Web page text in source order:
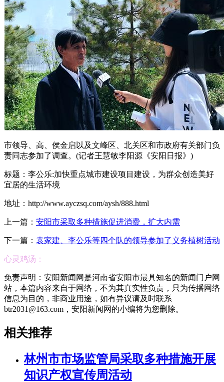
市领导、高、侯金启以及文峰区、北关区和市政府有关部门负
责同志参加了调查。(记者王慧敏李阳源《安阳日报》)
标题：李公乐:加快重点城市建设项目建设，为群众创造美好
宜居的生活环境
地址：http://www.ayczsq.com/aysh/888.html
上一篇： 安阳市采取多种措施促进消费，扩大内需
下一篇： 袁家建、李公乐等四个队的领导参加了义务植树活动
心灵鸡汤：
免责声明：安阳新闻网是河南省安阳市最具知名的新闻门户网
站，本篇内容来自于网络，不为其真实性负责，只为传播网络
信息为目的，非商业用途，如有异议请及时联系
btr2031@163.com，安阳新闻网的小编将为您删除。
相关推荐
林州市市场监管局采取多种措施开展
知识产权宣传周活动